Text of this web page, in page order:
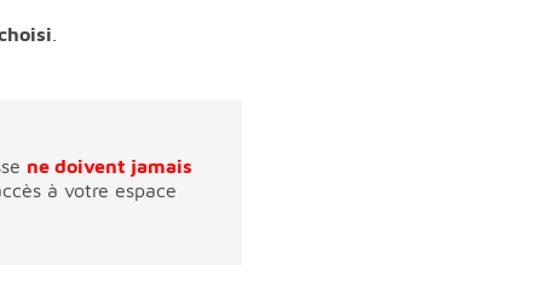
ne doivent jamais
à votre espace